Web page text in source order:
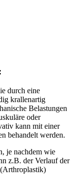
durch eine
krallenartig
Belastungen
oder
kann mit einer
behandelt werden.
je nachdem wie
z.B. der Verlauf der